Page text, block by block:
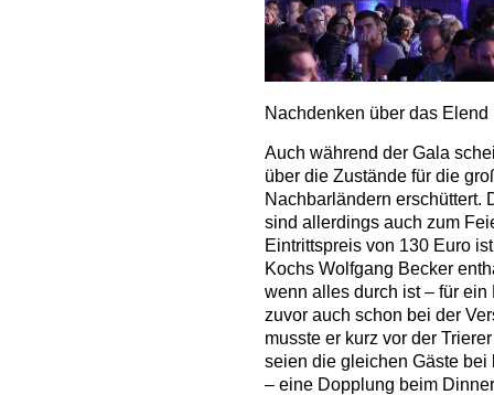
Nachdenken über das
Auch während der Gala
über die Zustände für die
Nachbarländern erschüttert.
sind allerdings auch zum
Eintrittspreis von 130 Euro
Kochs Wolfgang Becker
wenn alles durch ist – für ein
zuvor auch schon bei der
musste er kurz vor der
seien die gleichen Gäste
– eine Dopplung beim